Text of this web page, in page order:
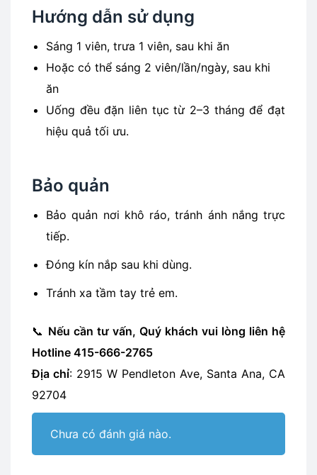
Hướng dẫn sử dụng
Sáng 1 viên, trưa 1 viên, sau khi ăn
Hoặc có thể sáng 2 viên/lần/ngày, sau khi
ăn
Uống đều đặn liên tục từ 2–3 tháng để đạt
hiệu quả tối ưu.
Bảo quản
Bảo quản nơi khô ráo, tránh ánh nắng trực
tiếp.
Đóng kín nắp sau khi dùng.
Tránh xa tầm tay trẻ em.
📞 Nếu cần tư vấn, Quý khách vui lòng liên hệ
Hotline 415-666-2765
Địa chỉ: 2915 W Pendleton Ave, Santa Ana, CA
92704
Chưa có đánh giá nào.